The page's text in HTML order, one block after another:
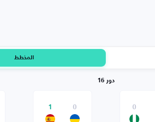
المخطط
دور 16
0
0
1